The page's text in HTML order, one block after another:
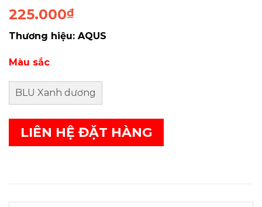
225.000₫
Thương hiệu: AQUS
Màu sắc
BLU Xanh dương
LIÊN HỆ ĐẶT HÀNG